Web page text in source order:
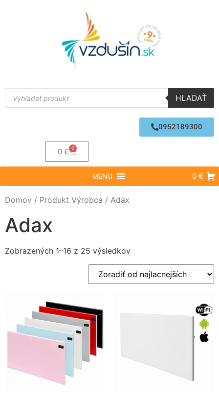
HĽADAŤ
0952189300
0€ 0
MENU 0 €
Domov / Produkt Výrobca / Adax
Adax
Zobrazených 1–16 z 25 výsledkov
potrebné pre